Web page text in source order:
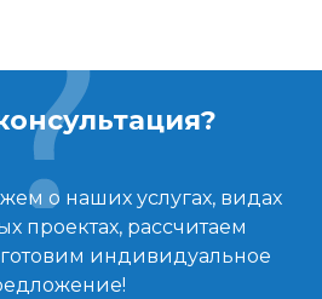
о наших услугах, видах
проектах, рассчитаем
индивидуальное